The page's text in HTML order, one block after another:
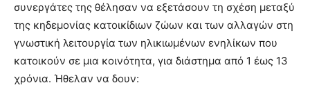
συνεργάτες της θέλησαν να εξετάσουν τη σχέση μεταξύ
της κηδεμονίας κατοικίδιων ζώων και των αλλαγών στη
γνωστική λειτουργία των ηλικιωμένων ενηλίκων που
κατοικούν σε μια κοινότητα, για διάστημα από 1 έως 13
χρόνια. Ήθελαν να δουν: